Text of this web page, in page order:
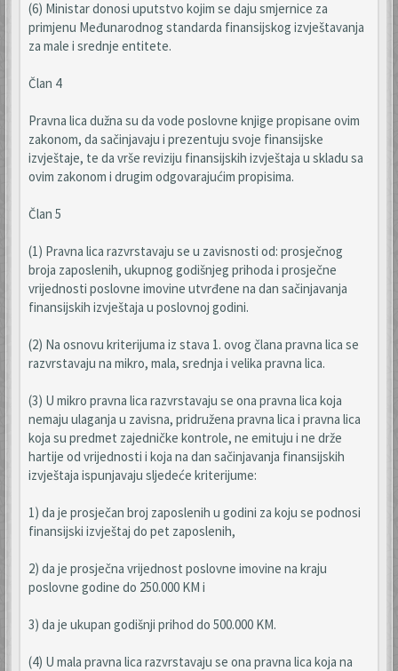
(6) Ministar donosi uputstvo kojim se daju smjernice za
primjenu Međunarodnog standarda finansijskog izvještavanja
za male i srednje entitete.
Član 4
Pravna lica dužna su da vode poslovne knjige propisane ovim
zakonom, da sačinjavaju i prezentuju svoje finansijske
izvještaje, te da vrše reviziju finansijskih izvještaja u skladu sa
ovim zakonom i drugim odgovarajućim propisima.
Član 5
(1) Pravna lica razvrstavaju se u zavisnosti od: prosječnog
broja zaposlenih, ukupnog godišnjeg prihoda i prosječne
vrijednosti poslovne imovine utvrđene na dan sačinjavanja
finansijskih izvještaja u poslovnoj godini.
(2) Na osnovu kriterijuma iz stava 1. ovog člana pravna lica se
razvrstavaju na mikro, mala, srednja i velika pravna lica.
(3) U mikro pravna lica razvrstavaju se ona pravna lica koja
nemaju ulaganja u zavisna, pridružena pravna lica i pravna lica
koja su predmet zajedničke kontrole, ne emituju i ne drže
hartije od vrijednosti i koja na dan sačinjavanja finansijskih
izvještaja ispunjavaju sljedeće kriterijume:
1) da je prosječan broj zaposlenih u godini za koju se podnosi
finansijski izvještaj do pet zaposlenih,
2) da je prosječna vrijednost poslovne imovine na kraju
poslovne godine do 250.000 KM i
3) da je ukupan godišnji prihod do 500.000 KM.
(4) U mala pravna lica razvrstavaju se ona pravna lica koja na